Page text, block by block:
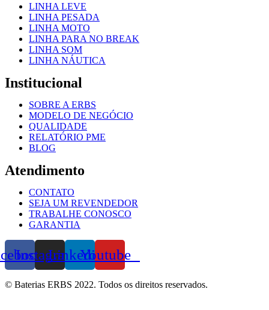
LINHA LEVE
LINHA PESADA
LINHA MOTO
LINHA PARA NO BREAK
LINHA SOM
LINHA NÁUTICA
Institucional
SOBRE A ERBS
MODELO DE NEGÓCIO
QUALIDADE
RELATÓRIO PME
BLOG
Atendimento
CONTATO
SEJA UM REVENDEDOR
TRABALHE CONOSCO
GARANTIA
InstagramLinkedinYoutube
© Baterias ERBS 2022. Todos os direitos reservados.